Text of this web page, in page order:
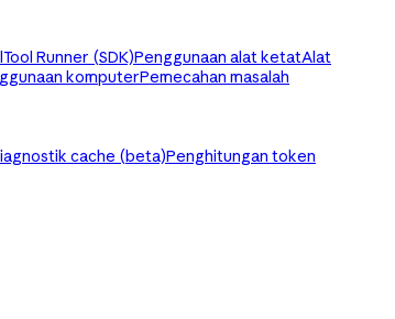
Tool Runner (SDK)Penggunaan alat ketatAlat
komputerPemecahan masalah
cache (beta)Penghitungan token